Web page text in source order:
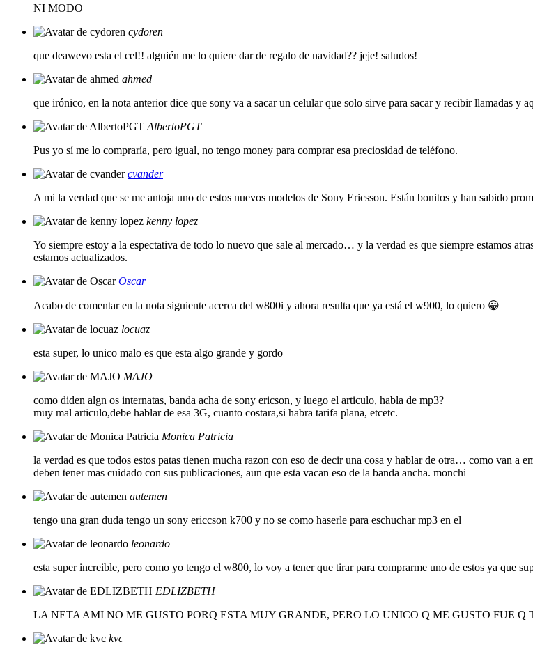
NI MODO
cydoren
que deawevo esta el cel!! alguién me lo quiere dar de regalo de navidad?? jeje! saludos!
ahmed
que irónico, en la nota anterior dice que sony va a sacar un celular que solo sirve para sacar y recibir llamadas y
AlbertoPGT
Pus yo sí me lo compraría, pero igual, no tengo money para comprar esa preciosidad de teléfono.
cvander
A mi la verdad que se me antoja uno de estos nuevos modelos de Sony Ericsson. Están bonitos y han sabido
kenny lopez
Yo siempre estoy a la espectativa de todo lo nuevo que sale al mercado… y la verdad es que siempre estamos
estamos actualizados.
Oscar
Acabo de comentar en la nota siguiente acerca del w800i y ahora resulta que ya está el w900, lo quiero 😀
locuaz
esta super, lo unico malo es que esta algo grande y gordo
MAJO
como diden algn os internatas, banda acha de sony ericson, y luego el articulo, habla de mp3?
muy mal articulo,debe hablar de esa 3G, cuanto costara,si habra tarifa plana, etcetc.
Monica Patricia
la verdad es que todos estos patas tienen mucha razon con eso de decir una cosa y hablar de otra… como van
deben tener mas cuidado con sus publicaciones, aun que esta vacan eso de la banda ancha. monchi
autemen
tengo una gran duda tengo un sony ericcson k700 y no se como haserle para eschuchar mp3 en el
leonardo
esta super increible, pero como yo tengo el w800, lo voy a tener que tirar para comprarme uno de estos ya que
EDLIZBETH
LA NETA AMI NO ME GUSTO PORQ ESTA MUY GRANDE, PERO LO UNICO Q ME GUSTO FUE Q
kvc